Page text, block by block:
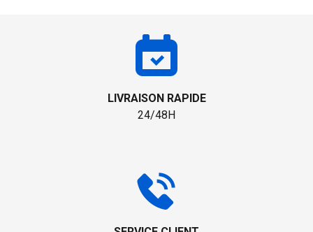
LIVRAISON RAPIDE
24/48H